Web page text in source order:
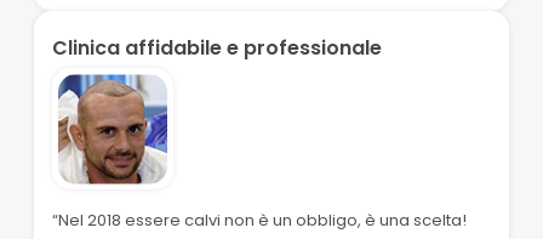
Clinica affidabile e professionale
“Nel 2018 essere calvi non è un obbligo, è una scelta!